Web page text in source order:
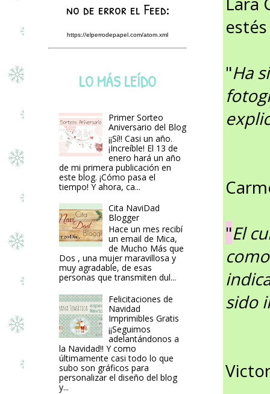
"Ha
"El
sido
no de error el Feed:
https://elperrodepapel.com/atom.xml
LO MÁS LEÍDO
Primer Sorteo
Aniversario del Blog
¡¡Sí!! Casi un año.
¡Increíble! El 13 de
enero hará un año
de mi primera publicación en
este blog. ¡Cómo pasa el
tiempo! Y ahora, ca...
Cita NaviDad
Blogger
Hace un mes recibí
un email de Mica,
de Mucho Más que
Dos , una mujer maravillosa y
muy agradable, de esas
personas que transmiten dul...
Felicitaciones de
Navidad
Imprimibles Gratis
¡¡Seguimos
adelantándonos a
la Navidad!! Y como
últimamente casi todo lo que
subo son gráficos para
personalizar el diseño del blog
y...